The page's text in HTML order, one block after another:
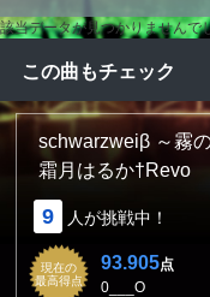
該当データが見つかりませんで
この曲もチェック
schwarzweiβ ～霧
霜月はるか†Revo
9 人が挑戦中！
現在の
最高得点
93.905点
0___O